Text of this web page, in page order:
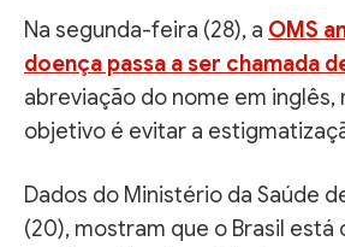
Na segunda-feira (28), a OMS
doença passa a ser chamada
abreviação do nome em inglês,
objetivo é evitar a
Dados do Ministério da Saúde
(20), mostram que o Brasil está